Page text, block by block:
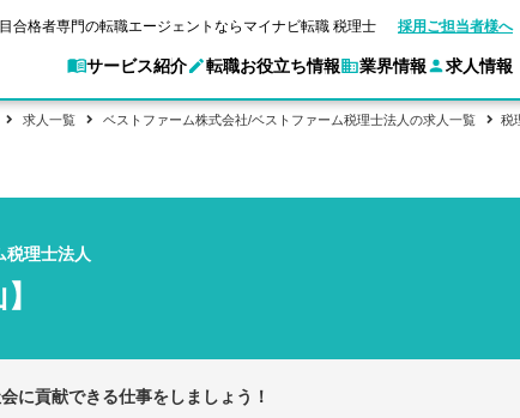
合格者専門の転職エージェントならマイナビ転職 税理士 採用ご担当者様へ
サービス紹介
ナビ転職 税理士とは？ ご利用ガイド
キ
あるご質問
転職お役立ち情報
ガイド
の方へ
転職活動お役
業界情報
報
後の流れ
企業情報
求人情報
人情報 業界別求人情報
求人一覧 ベストファーム株式会社/ベストファーム税理士法人の求人一覧 税
税理士法人
に貢献できる仕事をしましょう！